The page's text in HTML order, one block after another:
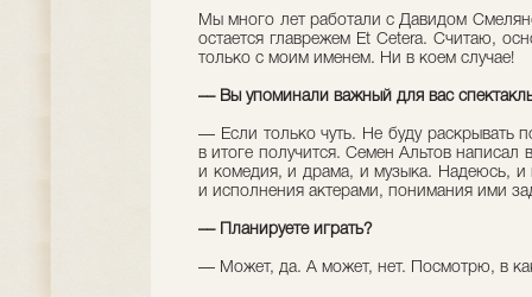
Мы много лет работали с Давидом
остается главрежем Et Cetera. Считаю,
только с моим именем. Ни в коем случае!
–– Вы упоминали важный для вас
–– Если только чуть. Не буду раскрывать
в итоге получится. Семен Альтов написал
и комедия, и драма, и музыка. Надеюсь, и
и исполнения актерами, понимания ими
–– Планируете играть?
–– Может, да. А может, нет. Посмотрю, в